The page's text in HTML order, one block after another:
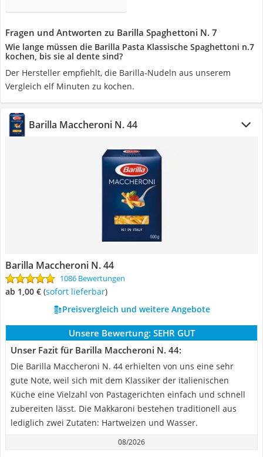
Fragen und Antworten zu Barilla Spaghettoni N. 7
Wie lange müssen die Barilla Pasta Klassische Spaghettoni n.7
kochen, bis sie al dente sind?
Der Hersteller empfiehlt, die Barilla-Nudeln aus unserem
Vergleich elf Minuten zu kochen.
Barilla Maccheroni N. 44
Barilla Maccheroni N. 44
1086 Bewertungen
ab 1,00 € ( Sofort lieferbar)
Preisvergleich und weitere Angebote
Unsere Bewertung: SEHR GUT
Unser Fazit für Barilla Maccheroni N. 44:
Die Barilla Maccheroni N. 44 erhielten von uns eine sehr
gute Note, weil sich mit dem Klassiker der italienischen
Küche eine Vielzahl von Pastagerichten einfach und schnell
zubereiten lässt. Die Makkaroni bestehen traditionell aus
lediglich zwei Zutaten: Hartweizen und Wasser.
08/2026